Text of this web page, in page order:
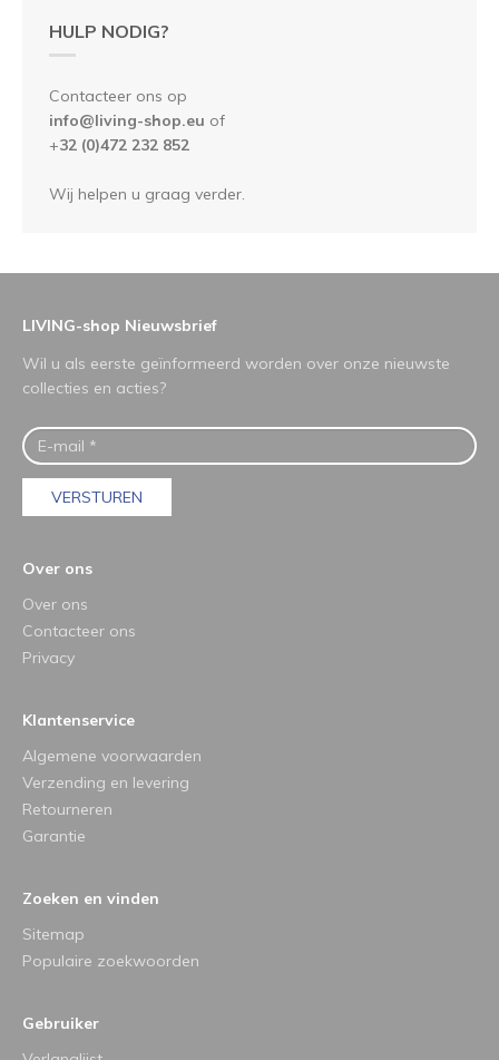
HULP NODIG?
Contacteer ons op
info@living-shop.eu of
+32 (0)472 232 852
Wij helpen u graag verder.
LIVING-shop Nieuwsbrief
Wil u als eerste geïnformeerd worden over onze nieuwste
collecties en acties?
VERSTUREN
Over ons
Over ons
Contacteer ons
Privacy
Klantenservice
Algemene voorwaarden
Verzending en levering
Retourneren
Garantie
Zoeken en vinden
Sitemap
Populaire zoekwoorden
Gebruiker